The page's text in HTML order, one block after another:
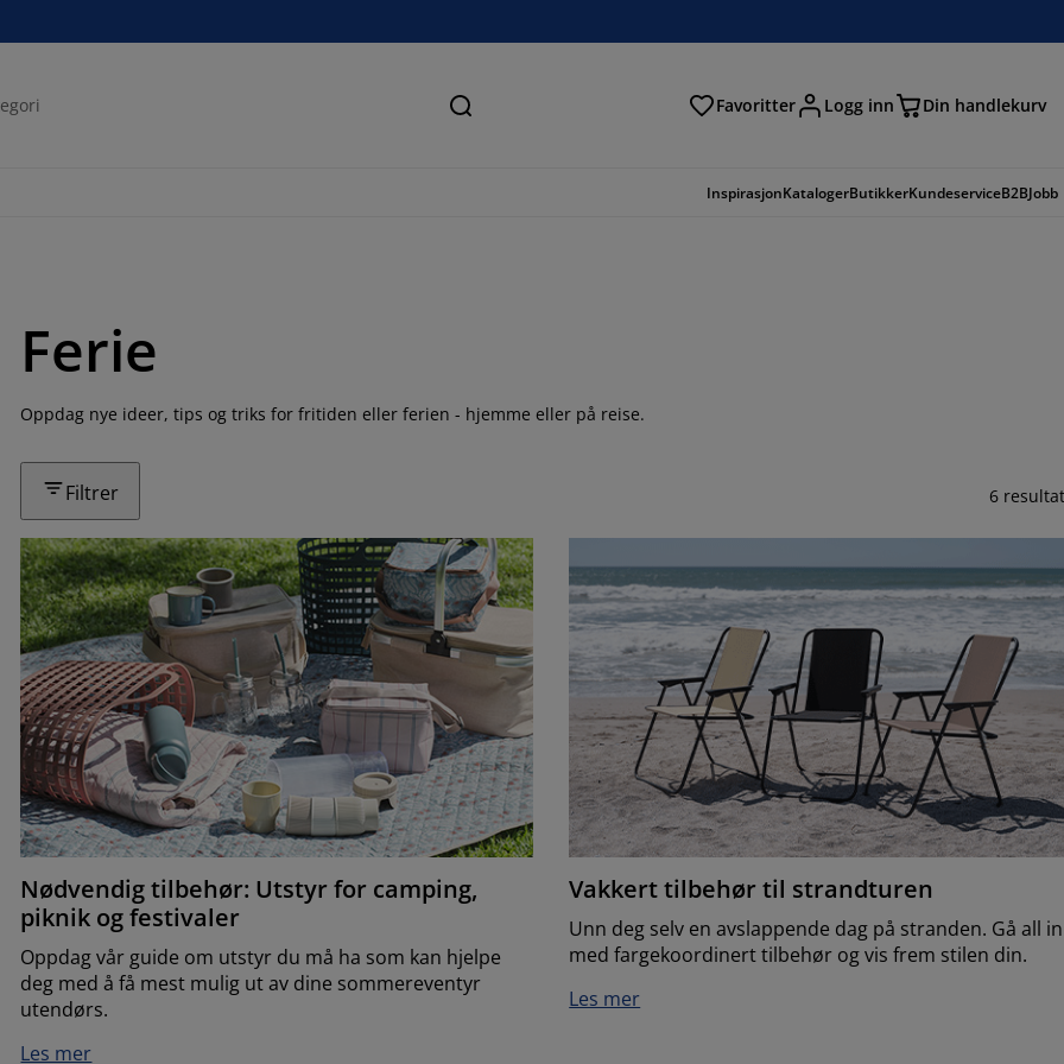
Søk Favoritter Logg inn Din handlekurv
InspirasjonKatalogerButikkerKundeserviceB2BJobb
Ferie
Oppdag nye ideer, tips og triks for fritiden eller ferien - hjemme eller på reise.
Filtrer 6
Nødvendig tilbehør: Utstyr for camping,
piknik og festivaler
Oppdag vår guide om utstyr du må ha som kan hjelpe
deg med å få mest mulig ut av dine sommereventyr
utendørs.
Les mer
Vakkert tilbehør til strandturen
Unn deg selv en avslappende dag på stranden. Gå all in
med fargekoordinert tilbehør og vis frem stilen din.
Les mer